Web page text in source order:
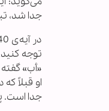
جدا شد،
توجه
«أب»
او قبلاً
جدا است.